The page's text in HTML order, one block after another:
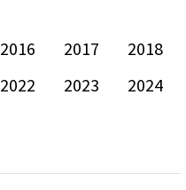
2016 2017
2018
2022 2023
2024